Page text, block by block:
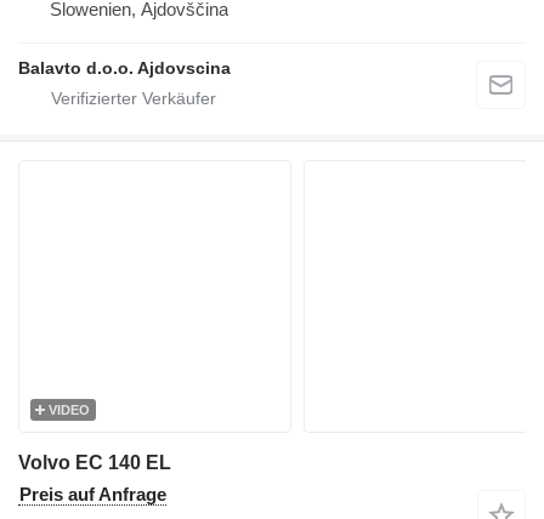
Slowenien, Ajdovščina
Balavto d.o.o. Ajdovscina
VIDEO
Volvo EC 140 EL
Preis auf Anfrage